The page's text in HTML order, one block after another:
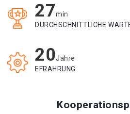
27min
DURCHSCHNITTLICHE
20Jahre
EFRAHRUNG